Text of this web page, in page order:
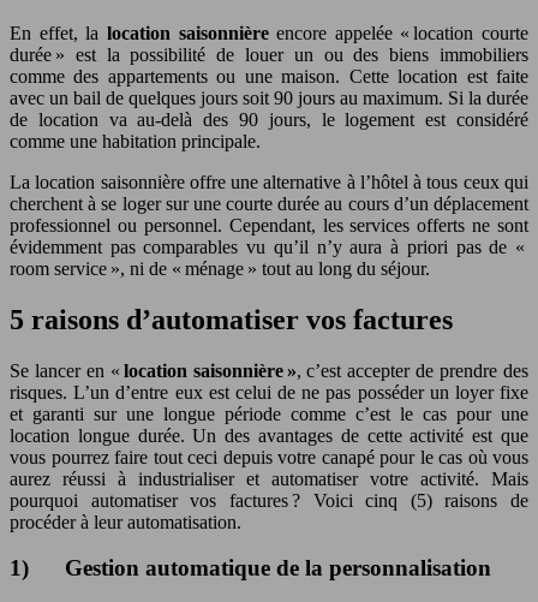
En effet, la location saisonnièreencore appelée « location courte
durée » est la possibilité de louer un ou des biens immobiliers
comme des appartements ou une maison. Cette location est faite
avec un bail de quelques jours soit 90 jours au maximum. Si la durée
de location va au-delà des 90 jours, le logement est considéré
comme une habitation principale.
La location saisonnière offre une alternative à l’hôtel à tous ceux qui
cherchent à se loger sur une courte durée au cours d’un déplacement
professionnel ou personnel. Cependant, les services offerts ne sont
évidemment pas comparables vu qu’il n’y aura à priori pas de «
room service », ni de « ménage » tout au long du séjour.
5 raisons d’automatiser vos factures
Se lancer en « location saisonnière », c’est accepter de prendre des
risques. L’un d’entre eux est celui de ne pas posséder un loyer fixe
et garanti sur une longue période comme c’est le cas pour une
location longue durée. Un des avantages de cette activité est que
vous pourrez faire tout ceci depuis votre canapé pour le cas où vous
aurez réussi à industrialiser et automatiser votre activité. Mais
pourquoi automatiser vos factures ? Voici cinq (5) raisons de
procéder à leur automatisation.
1) Gestion automatique de la personnalisation